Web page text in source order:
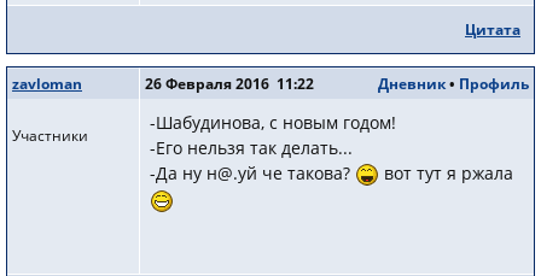
Цитата
zavloman
Участники
Дневник• Профиль
26 Февраля 2016 11:22
-Шабудинова, с новым годом!
-Его нельзя так делать...
-Да ну н@.уй че такова?
вот тут я ржала